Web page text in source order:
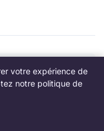
votre expérience de
notre politique de